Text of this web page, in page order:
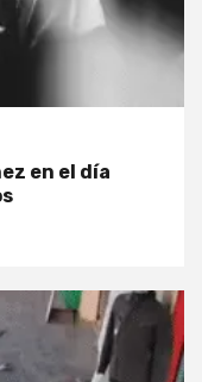
en el día